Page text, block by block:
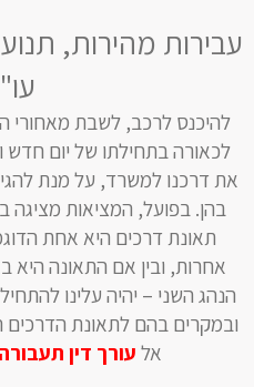
עבירות מהירות,
להיכנס לרכב, לשבת מאחורי
לכאורה בתחילתו של יום חדש
את דרכנו למשרד, על מנת
בהן. בפועל, המציאות מציגה
תאונת דרכים היא אחת
אחרות, ובין אם התאונה היא
הנהג השני – יהיה עלינו
ובמקרים בהם לתאונת הדרכים
אל עורך דין תעבורה